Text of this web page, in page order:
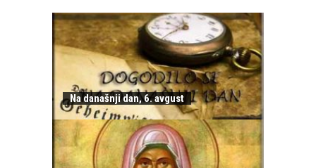
Na današnji dan, 6. avgust